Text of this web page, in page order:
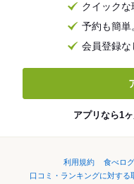
クイック
予約も簡単
会員登録な
アプリなら1
利用規約 食べロ
口コミ・ランキングに対する